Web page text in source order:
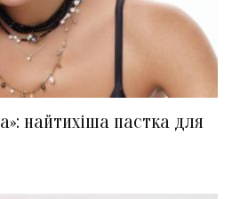
найтихіша пастка для